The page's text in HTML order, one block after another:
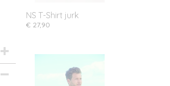
NS T-Shirt jurk
€ 27,90